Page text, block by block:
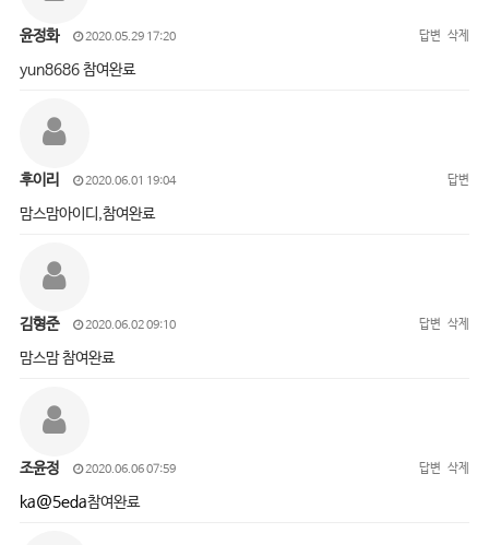
윤정화 2020.05.29 17:20 답변 삭제
yun8686 참여완료
후이리 2020.06.01 19:04 답변
맘스맘아이디,참여완료
김형준 2020.06.02 09:10 답변 삭제
맘스맘 참여완료
조윤정 2020.06.06 07:59 답변 삭제
ka@5eda참여완료